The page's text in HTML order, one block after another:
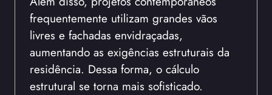
frequentemente utilizam grandes vãos
livres e fachadas envidraçadas,
aumentando as exigências estruturais da
residência. Dessa forma, o cálculo
estrutural se torna mais sofisticado.